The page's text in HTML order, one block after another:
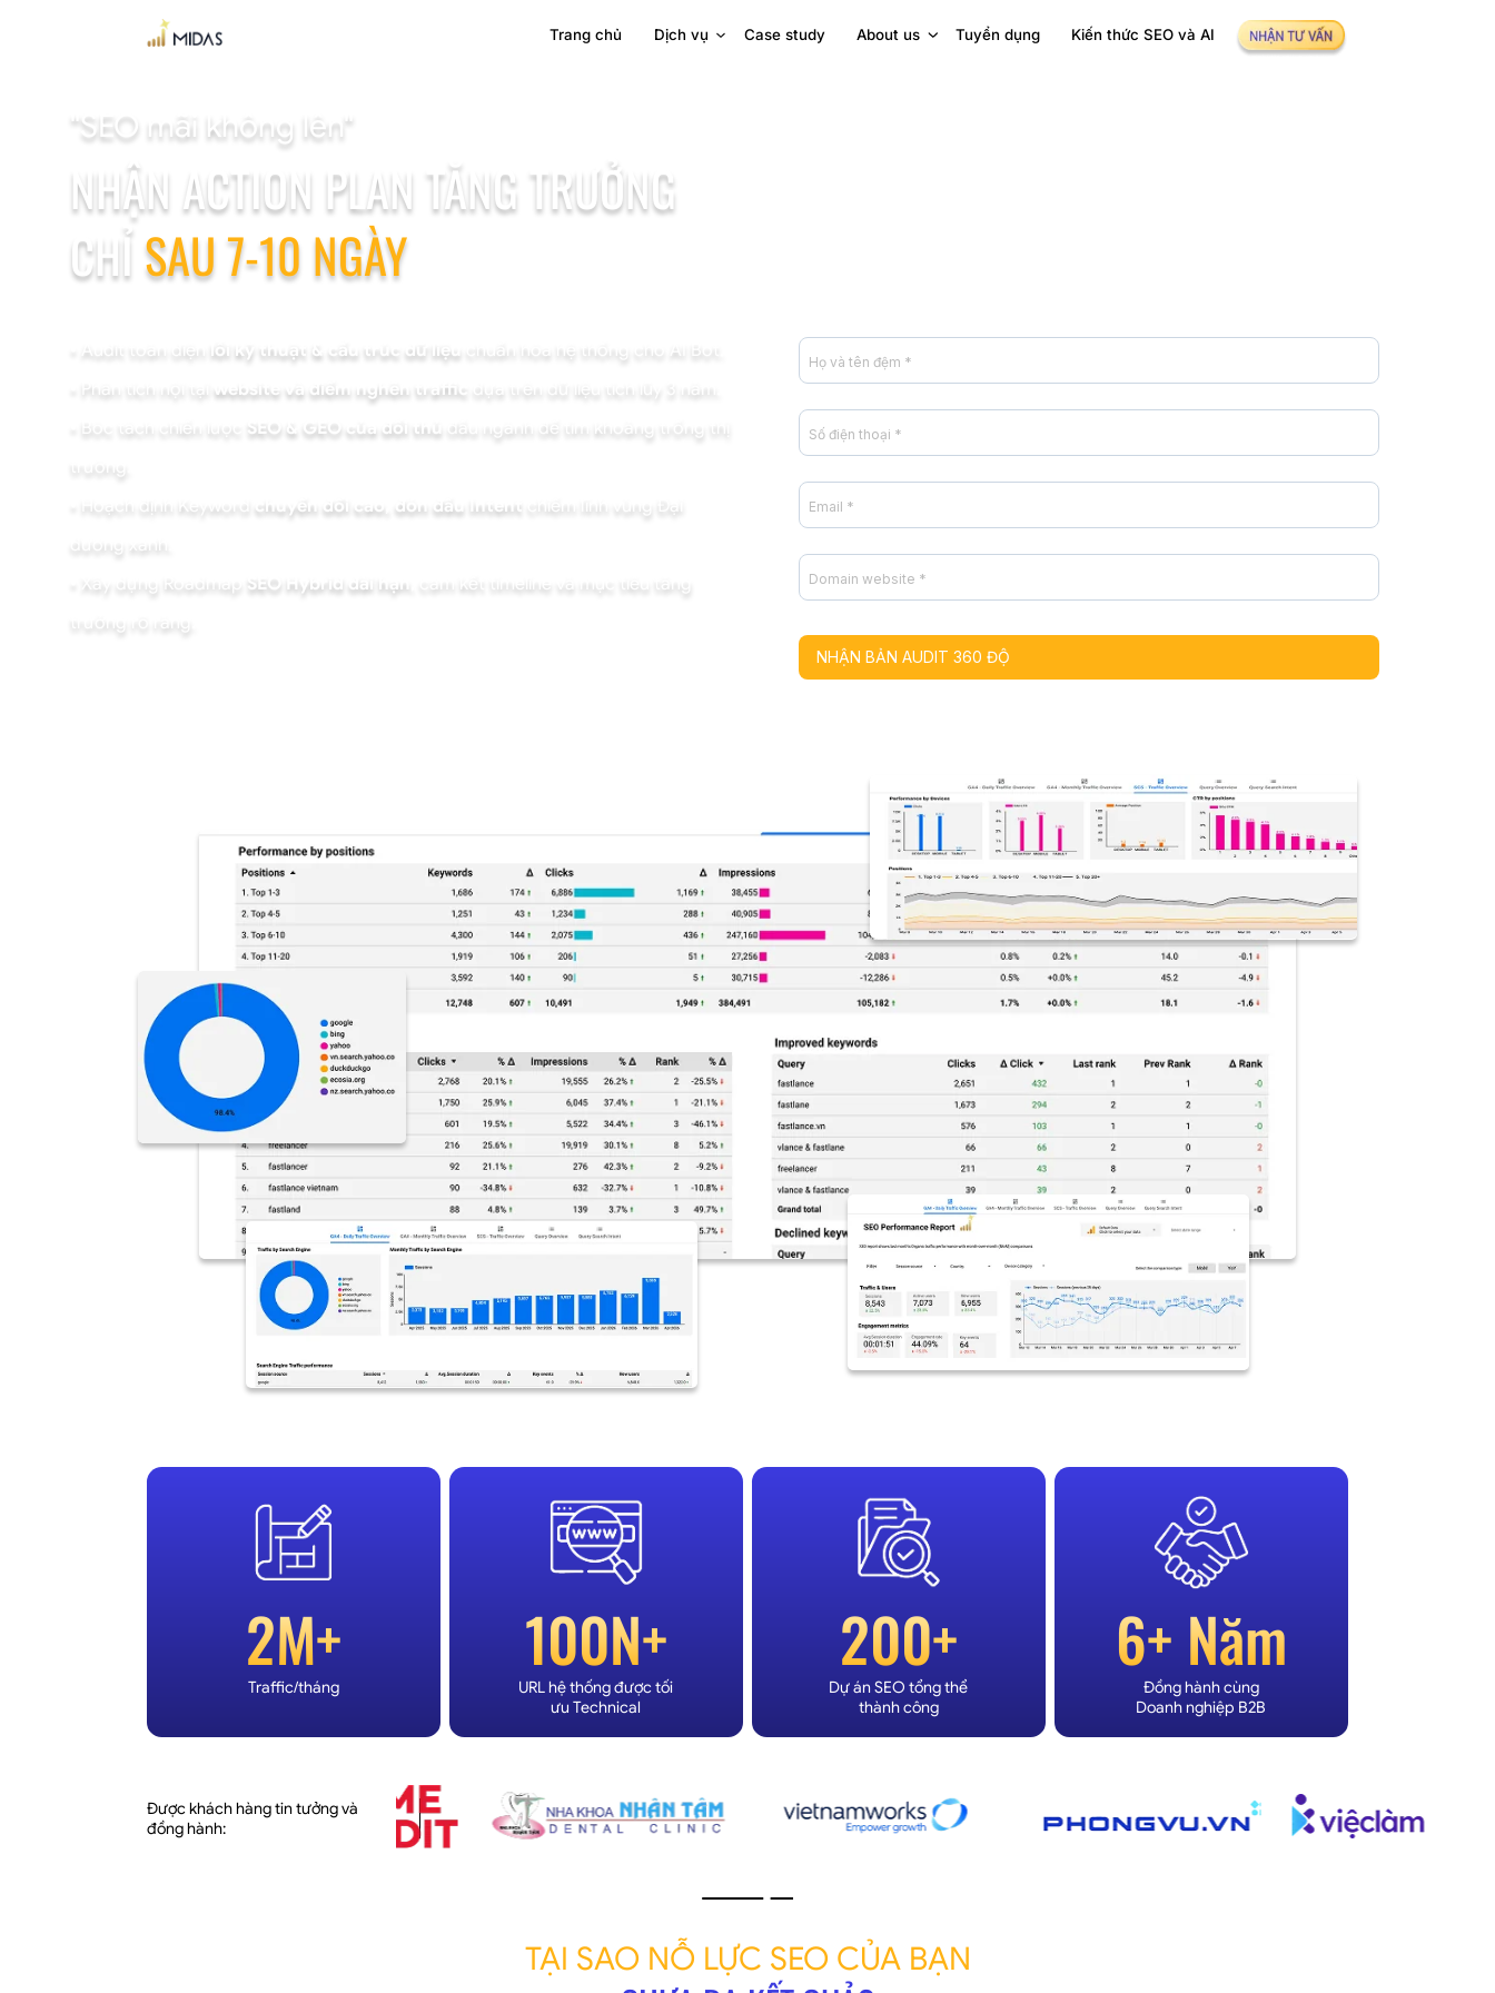
Trang chủ Dịch vụ Case study About us Tuyển dụng Kiến thức SEO và AI
"SEO mãi không lên"
NHẬN ACTION PLAN TĂNG TRƯỞNG
CHỈSAU 7-10 NGÀY
• Audit toàn diện lỗi kỹ thuật & cấu trúc dữ liệu
chuẩn hóa hệ thống cho AI Bot.
• Phân tích nội tại website và điểm nghẽn traffic
dựa trên dữ liệu tích lũy 3 năm.
• Bóc tách chiến lược SEO & GEO của đối thủ đầu ngành để tìm khoảng trống thị
• Hoạch định Keyword chuyển đổi cao, đón đầu Intent
chiếm lĩnh vùng Đại
dương xanh.
• Xây dựng Roadmap SEO Hybrid dài hạn
, cam kết timeline và mục tiêu tăng
trưởng rõ ràng.
2M+
Traffic/tháng
100N+
URL hệ thống được tối
ưu Technical
200+
Dự án SEO tổng thể
thành công
6+ Năm
Đồng hành cùng
Doanh nghiệp B2B
Được khách hàng tin tưởng và
đồng hành:
TẠI SAO NỖ LỰC SEO CỦA BẠN